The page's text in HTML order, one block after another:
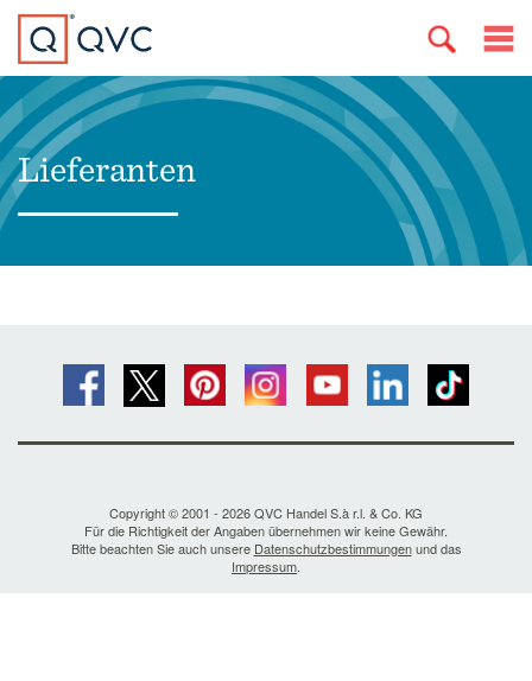
Lieferanten
Copyright © 2001 - 2026 QVC Handel S.à r.l. & Co. KG
Für die Richtigkeit der Angaben übernehmen wir keine Gewähr.
Bitte beachten Sie auch unsere Datenschutzbestimmungenund das
Impressum.